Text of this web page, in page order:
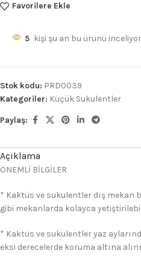
Favorilere Ekle
5 kişi şu an bu ürünü
Stok kodu: PRD0039
Kategoriler: Küçük Sukulentler
Paylaş:
Açıklama
ÖNEMLİ BİLGİLER
* Kaktüs ve sukulentler dış
gibi mekanlarda kolayca
* Kaktüs ve sukulentler yaz
eksi derecelerde koruma altına